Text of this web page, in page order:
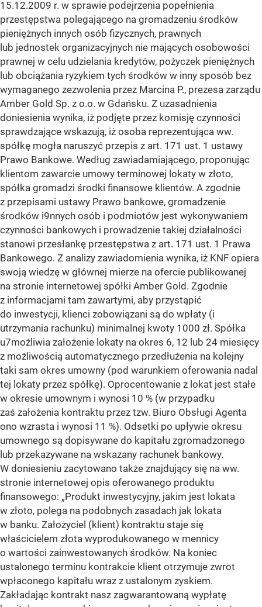
15.12.2009 r. w sprawie podejrzenia popełnienia
przestępstwa polegającego na gromadzeniu środków
pieniężnych innych osób fizycznych, prawnych
lub jednostek organizacyjnych nie mających osobowości
prawnej w celu udzielania kredytów, pożyczek pieniężnych
lub obciążania ryzykiem tych środków w inny sposób bez
wymaganego zezwolenia przez Marcina P., prezesa zarządu
Amber Gold Sp. z o.o. w Gdańsku. Z uzasadnienia
doniesienia wynika, iż podjęte przez komisję czynności
sprawdzające wskazują, iż osoba reprezentująca ww.
spółkę mogła naruszyć przepis z art. 171 ust. 1 ustawy
Prawo Bankowe. Według zawiadamiającego, proponując
klientom zawarcie umowy terminowej lokaty w złoto,
spółka gromadzi środki finansowe klientów. A zgodnie
z przepisami ustawy Prawo bankowe, gromadzenie
środków i9nnych osób i podmiotów jest wykonywaniem
czynności bankowych i prowadzenie takiej działalności
stanowi przesłankę przestępstwa z art. 171 ust. 1 Prawa
Bankowego. Z analizy zawiadomienia wynika, iż KNF opiera
swoją wiedzę w głównej mierze na ofercie publikowanej
na stronie internetowej spółki Amber Gold. Zgodnie
z informacjami tam zawartymi, aby przystąpić
do inwestycji, klienci zobowiązani są do wpłaty (i
utrzymania rachunku) minimalnej kwoty 1000 zł. Spółka
u7możliwia założenie lokaty na okres 6, 12 lub 24 miesięcy
z możliwością automatycznego przedłużenia na kolejny
taki sam okres umowny (pod warunkiem oferowania nadal
tej lokaty przez spółkę). Oprocentowanie z lokat jest stałe
w okresie umownym i wynosi 10 % (w przypadku
zaś założenia kontraktu przez tzw. Biuro Obsługi Agenta
ono wzrasta i wynosi 11 %). Odsetki po upływie okresu
umownego są dopisywane do kapitału zgromadzonego
lub przekazywane na wskazany rachunek bankowy.
W doniesieniu zacytowano także znajdujący się na ww.
stronie internetowej opis oferowanego produktu
finansowego: „Produkt inwestycyjny, jakim jest lokata
w złoto, polega na podobnych zasadach jak lokata
w banku. Założyciel (klient) kontraktu staje się
właścicielem złota wyprodukowanego w mennicy
o wartości zainwestowanych środków. Na koniec
ustalonego terminu kontrakcie klient otrzymuje zwrot
wpłaconego kapitału wraz z ustalonym zyskiem.
Zakładając kontrakt nasz zagwarantowaną wypłatę